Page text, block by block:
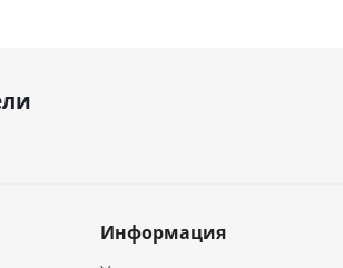
Информация